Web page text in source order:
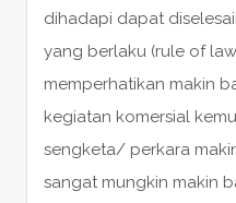
dihadapi dapat
yang berlaku (rule of
memperhatikan makin
kegiatan komersial
sengketa/ perkara
sangat mungkin makin